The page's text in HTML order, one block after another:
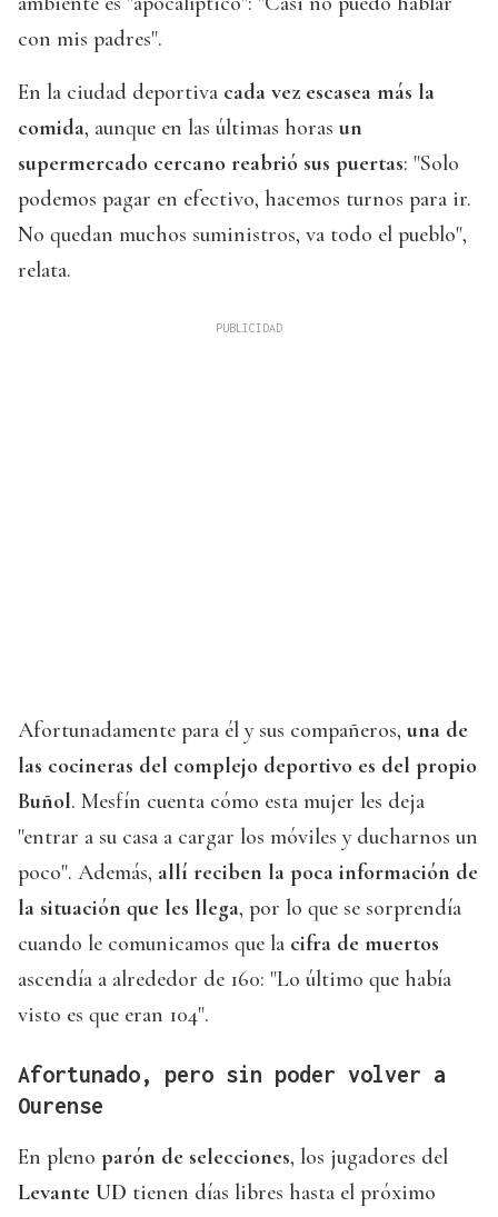
con mis padres".
En la ciudad deportiva cada vez escasea más la
comida, aunque en las últimas horas un
supermercado cercano reabrió sus puertas: "Solo
podemos pagar en efectivo, hacemos turnos para ir.
No quedan muchos suministros, va todo el pueblo",
relata.
Afortunadamente para él y sus compañeros, una de
las cocineras del complejo deportivo es del propio
Buñol. Mesfín cuenta cómo esta mujer les deja
"entrar a su casa a cargar los móviles y ducharnos un
poco". Además, allí reciben la poca información de
la situación que les llega, por lo que se sorprendía
cuando le comunicamos que la cifra de muertos
ascendía a alrededor de 160: "Lo último que había
visto es que eran 104".
Afortunado, pero sin poder volver a
Ourense
En pleno parón de selecciones, los jugadores del
Levante UD tienen días libres hasta el próximo